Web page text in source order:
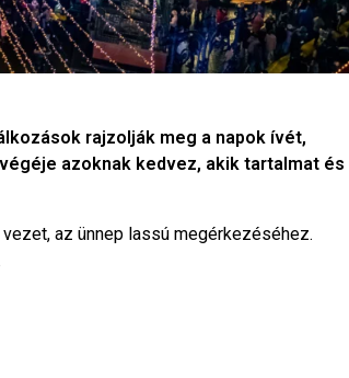
rajzolják meg a napok ívét,
azoknak kedvez, akik tartalmat és
az ünnep lassú megérkezéséhez.